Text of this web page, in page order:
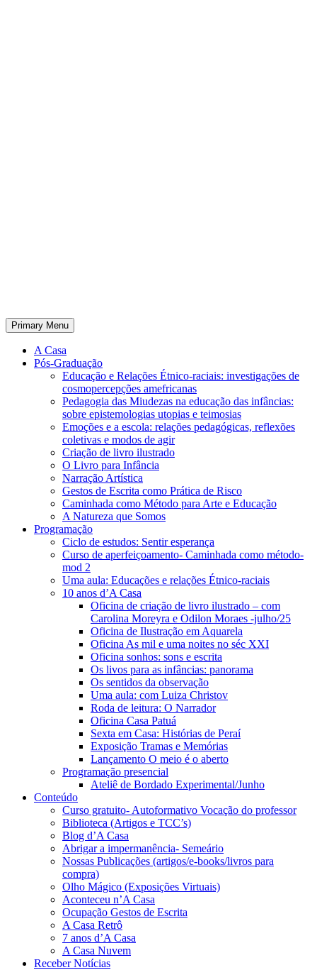
Primary Menu
A Casa
Pós-Graduação
Educação e Relações Étnico-raciais: investigações de
cosmopercepções amefricanas
Pedagogia das Miudezas na educação das infâncias:
sobre epistemologias utopias e teimosias
Emoções e a escola: relações pedagógicas, reflexões
coletivas e modos de agir
Criação de livro ilustrado
O Livro para Infância
Narração Artística
Gestos de Escrita como Prática de Risco
Caminhada como Método para Arte e Educação
A Natureza que Somos
Programação
Ciclo de estudos: Sentir esperança
Curso de aperfeiçoamento- Caminhada como método-
mod 2
Uma aula: Educações e relações Étnico-raciais
10 anos d’A Casa
Oficina de criação de livro ilustrado – com
Carolina Moreyra e Odilon Moraes -julho/25
Oficina de Ilustração em Aquarela
Oficina As mil e uma noites no séc XXI
Oficina sonhos: sons e escrita
Os livos para as infâncias: panorama
Os sentidos da observação
Uma aula: com Luiza Christov
Roda de leitura: O Narrador
Oficina Casa Patuá
Sexta em Casa: Histórias de Peraí
Exposição Tramas e Memórias
Lançamento O meio é o aberto
Programação presencial
Ateliê de Bordado Experimental/Junho
Conteúdo
Curso gratuito- Autoformativo Vocação do professor
Biblioteca (Artigos e TCC’s)
Blog d’A Casa
Abrigar a impermanência- Semeário
Nossas Publicações (artigos/e-books/livros para
compra)
Olho Mágico (Exposições Virtuais)
Aconteceu n’A Casa
Ocupação Gestos de Escrita
A Casa Retrô
7 anos d’A Casa
A Casa Nuvem
Receber Notícias